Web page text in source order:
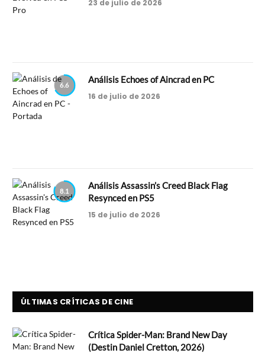
23 de julio de 2026
6.6
Análisis Echoes of Aincrad en PC
16 de julio de 2026
8.1
Análisis Assassin’s Creed Black Flag
Resynced en PS5
15 de julio de 2026
ÚLTIMAS CRÍTICAS DE CINE
Crítica Spider-Man: Brand New Day
(Destin Daniel Cretton, 2026)